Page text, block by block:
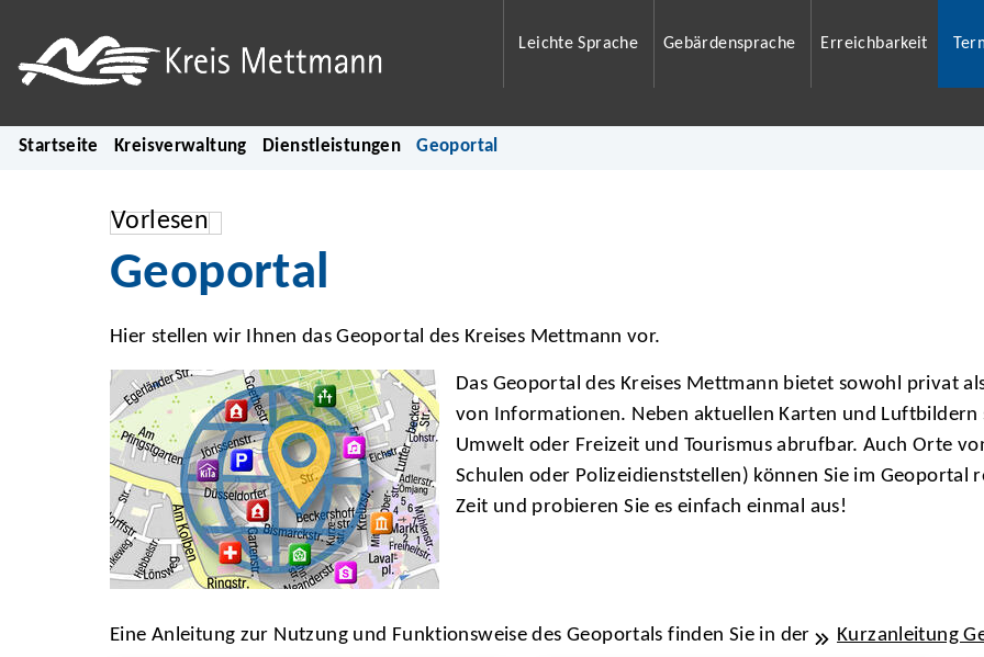
Leichte Sprache Gebärdensprache Erreichbarkeit
Startseite Kreisverwaltung Dienstleistungen Geoportal
Vorlesen
Geoportal
Hier stellen wir Ihnen das Geoportal des Kreises Mettmann vor.
Das Geoportal des Kreises Mettmann bietet sowohl privat
von Informationen. Neben aktuellen Karten und
Umwelt oder Freizeit und Tourismus abrufbar. Auch Orte
Schulen oder Polizeidienststellen) können Sie im Geoportal
Zeit und probieren Sie es einfach einmal aus!
Eine Anleitung zur Nutzung und Funktionsweise des Geoportals finden Sie in der Kurzanleitung